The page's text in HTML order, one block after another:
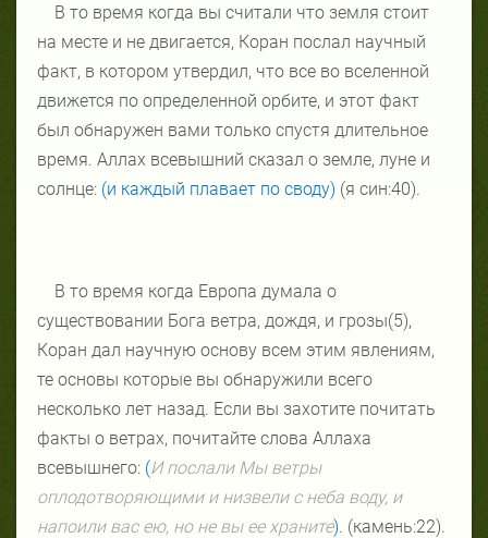
В то время когда вы считали что земля стоит
на месте и не двигается, Коран послал научный
факт, в котором утвердил, что все во вселенной
движется по определенной орбите, и этот факт
был обнаружен вами только спустя длительное
время. Аллах всевышний сказал о земле, луне и
солнце: (и каждый плавает по своду) (я син:40).
В то время когда Европа думала о
существовании Бога ветра, дождя, и грозы(5),
Коран дал научную основу всем этим явлениям,
те основы которые вы обнаружили всего
несколько лет назад. Если вы захотите почитать
факты о ветрах, почитайте слова Аллаха
всевышнего: (И послали Мы ветры
оплодотворяющими и низвели с неба воду, и
напоили вас ею, но не вы ее храните). (камень:22).